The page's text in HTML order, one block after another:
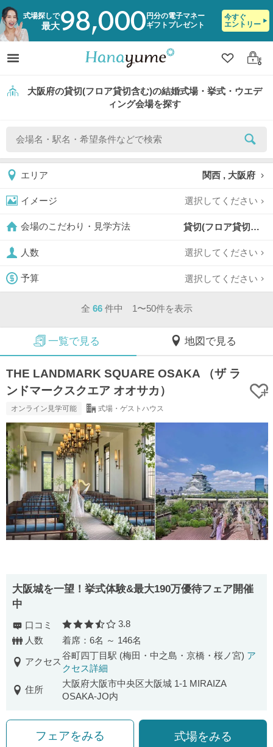
式場探しで
最大98,000 円分の電子マネー
ギフトプレゼント
今すぐ
エントリー
クリップ
ログ
大阪府の貸切(フロア貸切含む)の結婚式場・挙式・ウエデ
ィング会場を探す
エリア 関西 , 大阪府
イメージ 選択してください
会場のこだわり・見学方法 貸切(フロア貸切含む),
人数 選択してください
予算 選択してください
全 66 件中 1〜50件を表示
一覧で見る 地図で見る
THE LANDMARK SQUARE OSAKA （ザ ラ
ンドマークスクエア オオサカ）
オンライン見学可能 式場・ゲストハウス
大阪城を一望！挙式体験&最大190万優待フェア開催
中
口コミ 口コミ評価
3.8
人数
着席：6名 ～ 146名
アクセス
谷町四丁目駅 (梅田・中之島・京橋・桜ノ宮) ア
クセス詳細
住所
大阪府大阪市中央区大阪城 1-1 MIRAIZA
OSAKA-JO内
フェアをみる 式場をみる